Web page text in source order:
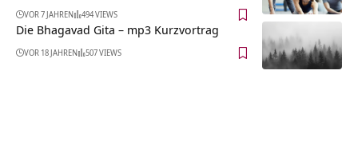
VOR 7 JAHREN 494 VIEWS
Die Bhagavad Gita – mp3 Kurzvortrag
VOR 18 JAHREN 507 VIEWS